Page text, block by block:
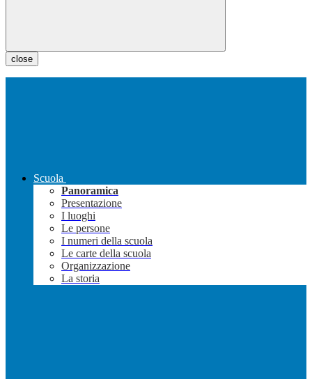
close
Scuola
Panoramica
Presentazione
I luoghi
Le persone
I numeri della scuola
Le carte della scuola
Organizzazione
La storia